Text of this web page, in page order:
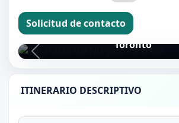
Solicitud de contacto
Cataratas del Niagara
Toronto
ITINERARIO DESCRIPTIVO